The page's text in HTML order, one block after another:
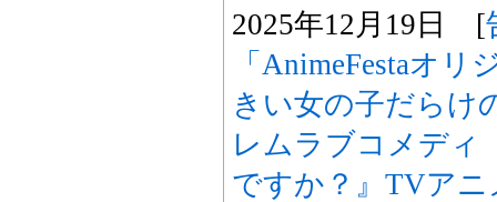
2025年12月19日 [
「AnimeFestaオ
きい女の子だらけ
レムラブコメディ
ですか？』TVアニ